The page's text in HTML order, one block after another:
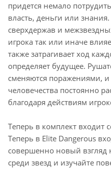
придется немало
власть, деньги или
сверхдержав и
игрока так или иначе
также затрагивает ход
определяет будущее.
сменяются поражениями,
человечества постоянно
благодаря действиям
Теперь в комплект входит
Теперь в Elite Dangerous
совершенно новый взгляд
среди звезд и изучайте